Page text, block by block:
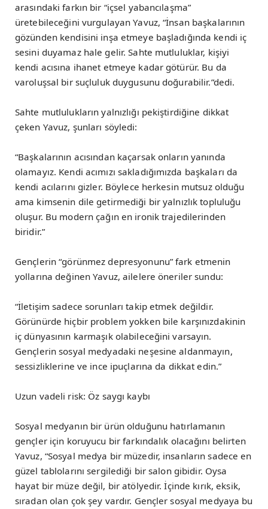
arasındaki farkın bir “içsel yabancılaşma”
üretebileceğini vurgulayan Yavuz, “İnsan başkalarının
gözünden kendisini inşa etmeye başladığında kendi iç
sesini duyamaz hale gelir. Sahte mutluluklar, kişiyi
kendi acısına ihanet etmeye kadar götürür. Bu da
varoluşsal bir suçluluk duygusunu doğurabilir.”dedi.
Sahte mutlulukların yalnızlığı pekiştirdiğine dikkat
çeken Yavuz, şunları söyledi:
“Başkalarının acısından kaçarsak onların yanında
olamayız. Kendi acımızı sakladığımızda başkaları da
kendi acılarını gizler. Böylece herkesin mutsuz olduğu
ama kimsenin dile getirmediği bir yalnızlık topluluğu
oluşur. Bu modern çağın en ironik trajedilerinden
biridir.”
Gençlerin “görünmez depresyonunu” fark etmenin
yollarına değinen Yavuz, ailelere öneriler sundu:
“İletişim sadece sorunları takip etmek değildir.
Görünürde hiçbir problem yokken bile karşınızdakinin
iç dünyasının karmaşık olabileceğini varsayın.
Gençlerin sosyal medyadaki neşesine aldanmayın,
sessizliklerine ve ince ipuçlarına da dikkat edin.”
Uzun vadeli risk: Öz saygı kaybı
Sosyal medyanın bir ürün olduğunu hatırlamanın
gençler için koruyucu bir farkındalık olacağını belirten
Yavuz, “Sosyal medya bir müzedir, insanların sadece en
güzel tablolarını sergilediği bir salon gibidir. Oysa
hayat bir müze değil, bir atölyedir. İçinde kırık, eksik,
sıradan olan çok şey vardır. Gençler sosyal medyaya bu